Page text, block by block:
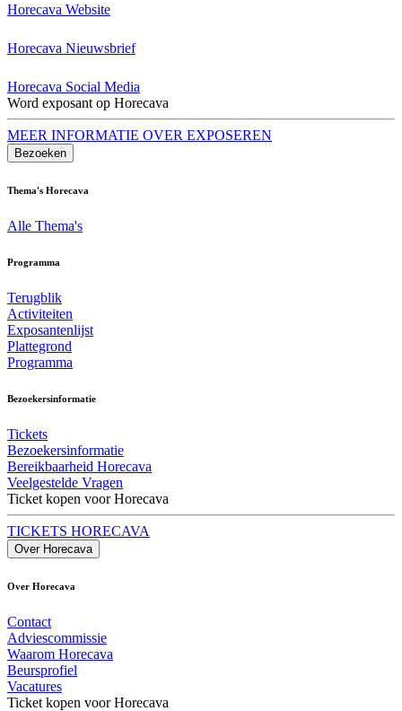
Horecava Website
Horecava Nieuwsbrief
Horecava Social Media
Word exposant op Horecava
MEER INFORMATIE OVER EXPOSEREN
Bezoeken
Thema's Horecava
Alle Thema's
Programma
Terugblik
Activiteiten
Exposantenlijst
Plattegrond
Programma
Bezoekersinformatie
Tickets
Bezoekersinformatie
Bereikbaarheid Horecava
Veelgestelde Vragen
Ticket kopen voor Horecava
TICKETS HORECAVA
Over Horecava
Over Horecava
Contact
Adviescommissie
Waarom Horecava
Beursprofiel
Vacatures
Ticket kopen voor Horecava